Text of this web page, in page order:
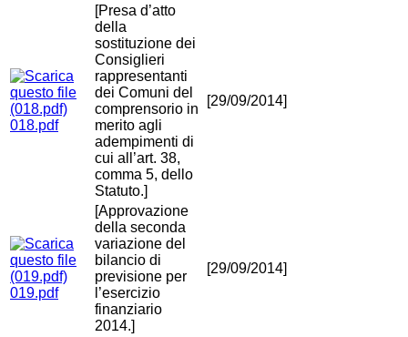
018.pdf
[Presa d’atto
della
sostituzione dei
Consiglieri
rappresentanti
dei Comuni del
comprensorio in
merito agli
adempimenti di
cui all’art. 38,
comma 5, dello
Statuto.]
[29/09/2014]
019.pdf
[Approvazione
della seconda
variazione del
bilancio di
previsione per
l’esercizio
finanziario
2014.]
[29/09/2014]